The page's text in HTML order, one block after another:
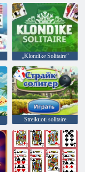
„Klondike Solitaire“
Streikuoti solitaire